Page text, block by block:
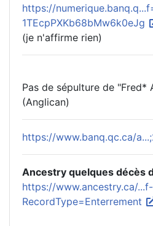
https://
1TEcpPXKb68bMw6k0eJg
(je n'affirme rien)
Pas de sépulture de "Fred*
(Anglican)
https://www.banq.qc.ca/
Ancestry quelques décès
https://www.ancestry.ca/...f-
RecordType=Enterrement